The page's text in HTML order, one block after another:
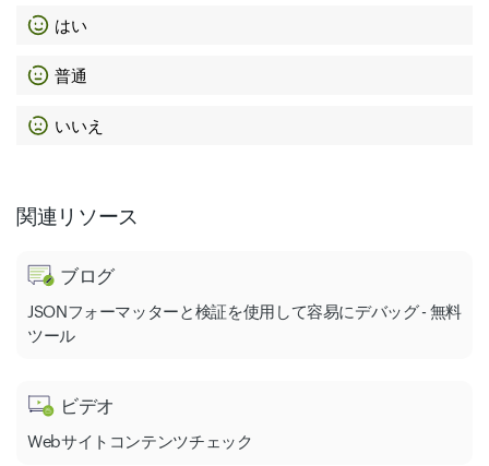
はい
普通
いいえ
関連リソース
ブログ
JSONフォーマッターと検証を使用して容易にデバッグ - 無料
ツール
ビデオ
Webサイトコンテンツチェック